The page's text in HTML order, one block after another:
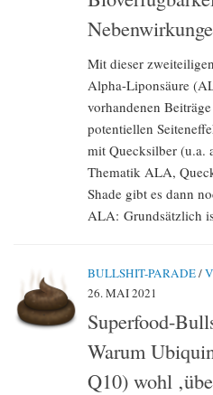
Mit dieser
Alpha-Liponsäure
vorhandenen
potentiellen
mit Quecksilber (u.a.
Thematik ALA,
Shade gibt es dann
ALA: Grundsätzlich
BULLSHIT-PARADE/
26. MAI 2021
Superfood-
Warum
Q10) wohl